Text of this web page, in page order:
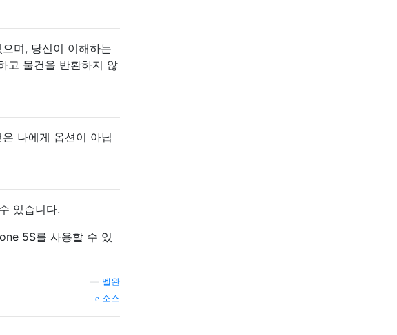
며, 당신이 이해하는
고 물건을 반환하지 않
나에게 옵션이 아닙
있습니다.
5S를 사용할 수 있
멜완
소스